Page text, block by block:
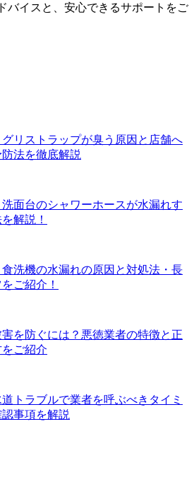
バイスと、安心できるサポートをご
グリストラップが臭う原因と店舗へ
法を徹底解説
洗面台のシャワーホースが水漏れす
解説！
食洗機の水漏れの原因と対処法・長
ご紹介！
を防ぐには？悪徳業者の特徴と正
ご紹介
道トラブルで業者を呼ぶべきタイミ
事項を解説